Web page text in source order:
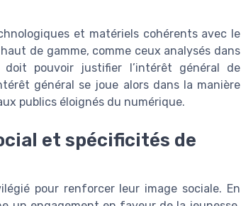
et matériels cohérents avec le
de gamme, comme ceux analysés dans
doit pouvoir justifier l’intérêt général de
général se joue alors dans la manière
publics éloignés du numérique.
et spécificités de
pour renforcer leur image sociale. En